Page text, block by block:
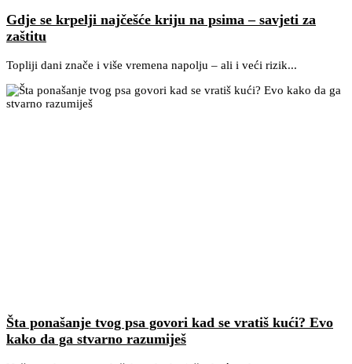
Gdje se krpelji najčešće kriju na psima – savjeti za
zaštitu
Topliji dani znače i više vremena napolju – ali i veći rizik...
Šta ponašanje tvog psa govori kad se vratiš kući? Evo
kako da ga stvarno razumiješ